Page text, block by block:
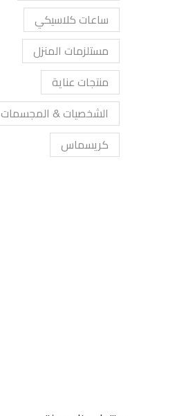
ساعات كلاسيكي
مستلزمات المنزل
منتجات عناية
الشخصيات & المجسمات
كريسماس